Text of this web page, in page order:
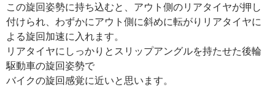
この旋回姿勢に持ち込むと、アウト側のリアタイヤが押し
付けられ、わずかにアウト側に斜めに転がりリアタイヤに
よる旋回加速に入れます。
リアタイヤにしっかりとスリップアングルを持たせた後輪
駆動車の旋回姿勢で
バイクの旋回感覚に近いと思います。